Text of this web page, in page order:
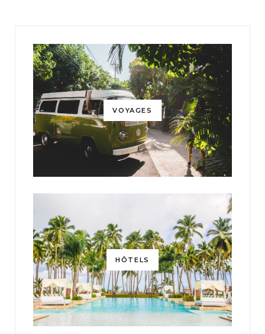
VOYAGES
HÔTELS